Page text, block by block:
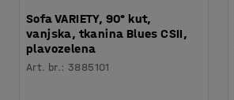
Sofa VARIETY, 90° kut,
vanjska, tkanina Blues CSII,
plavozelena
Art. br.:3885101